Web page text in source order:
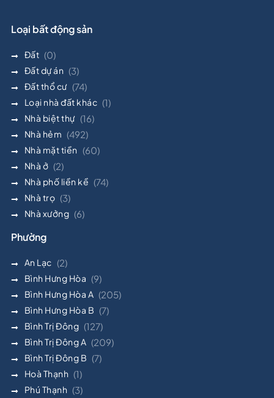
Loại bất động sản
Đất (0)
Đất dự án (3)
Đất thổ cư (74)
Loại nhà đất khác (1)
Nhà biệt thự (16)
Nhà hẻm (492)
Nhà mặt tiền (60)
Nhà ở (2)
Nhà phố liền kề (74)
Nhà trọ (3)
Nhà xưởng (6)
Phường
An Lạc (2)
Bình Hưng Hòa (9)
Bình Hưng Hòa A (205)
Bình Hưng Hòa B (7)
Bình Trị Đông (127)
Bình Trị Đông A (209)
Bình Trị Đông B (7)
Hoà Thạnh (1)
Phú Thạnh (3)